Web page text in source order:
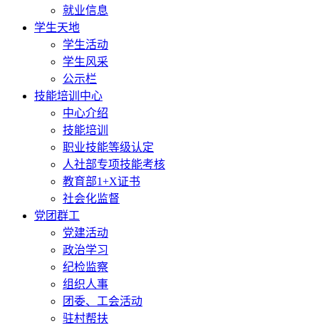
就业信息
学生天地
学生活动
学生风采
公示栏
技能培训中心
中心介绍
技能培训
职业技能等级认定
人社部专项技能考核
教育部1+X证书
社会化监督
党团群工
党建活动
政治学习
纪检监察
组织人事
团委、工会活动
驻村帮扶